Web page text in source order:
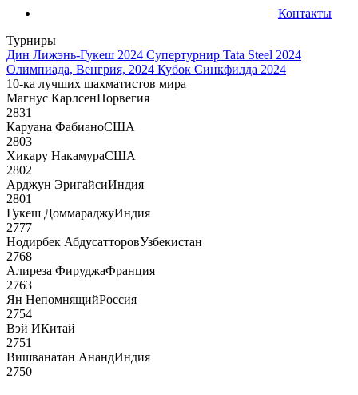
Контакты
Турниры
Дин Лижэнь-Гукеш 2024 Супертурнир Tata Steel 2024
Олимпиада, Венгрия, 2024 Кубок Синкфилда 2024
10-ка лучших шахматистов мира
Магнус КарлсенНорвегия
2831
Каруана ФабианоСША
2803
Хикару НакамураСША
2802
Арджун ЭригайсиИндия
2801
Гукеш ДоммараджуИндия
2777
Нодирбек АбдусатторовУзбекистан
2768
Алиреза ФируджаФранция
2763
Ян НепомнящийРоссия
2754
Вэй ИКитай
2751
Вишванатан АнандИндия
2750